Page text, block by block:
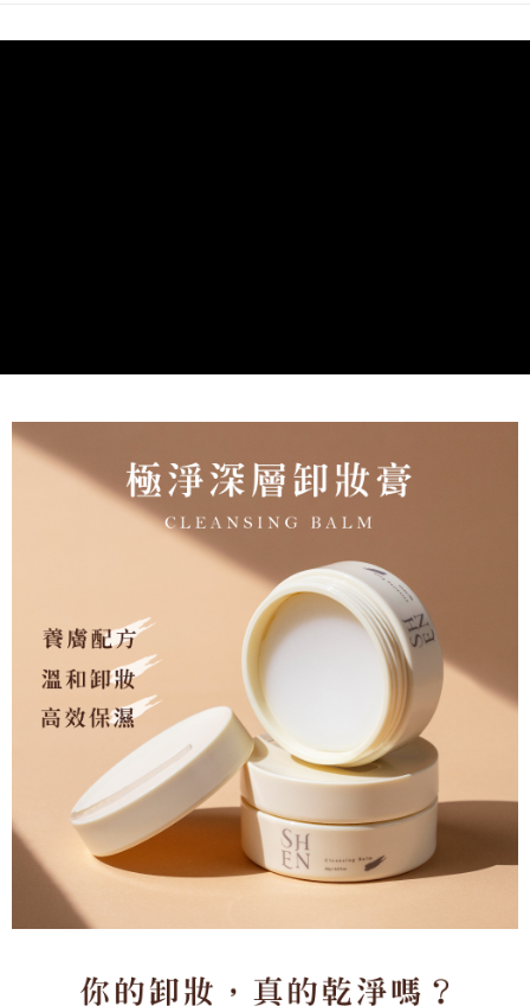
付款後全家取貨
每筆NT$100，滿NT$5,000(含以上)免運費
海外配送(運費為估算提供參考用，下單前請私訊官方LINE
客服確認金額：@shen2020)
查看運費